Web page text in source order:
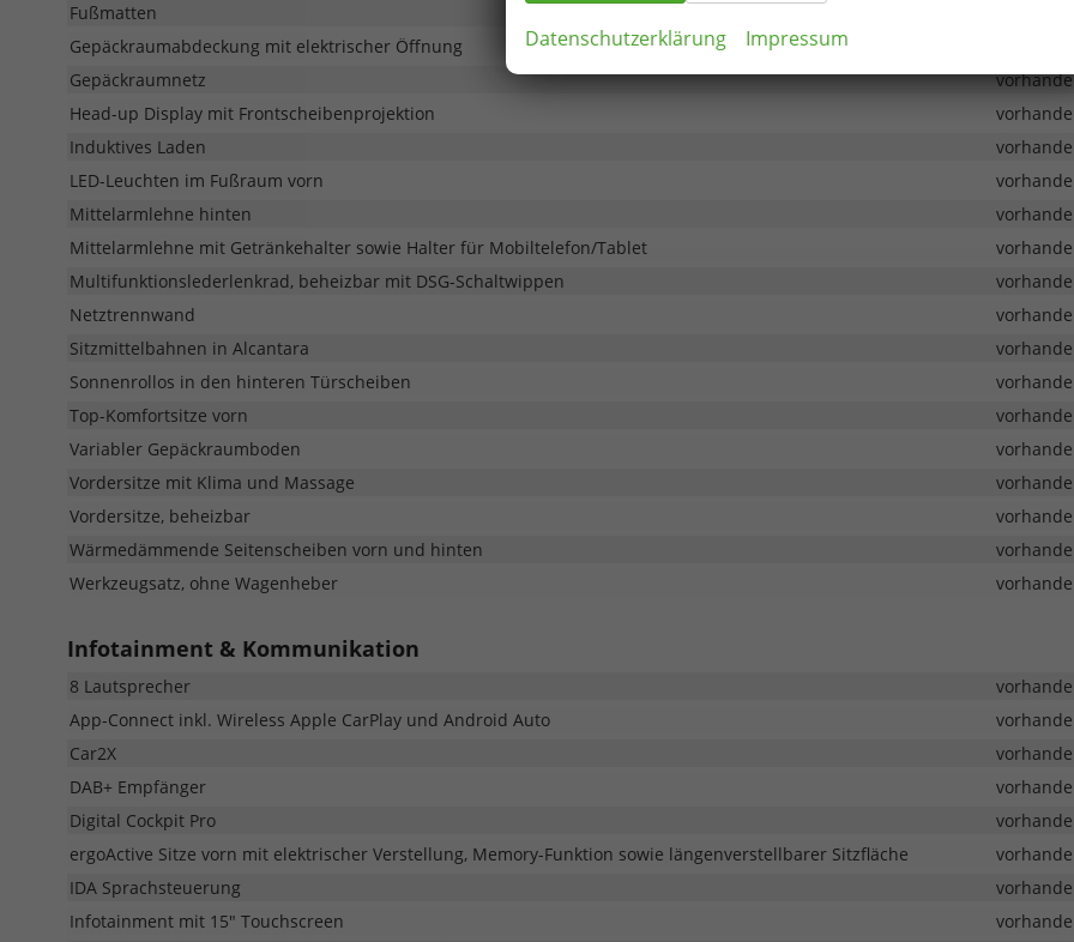
Fußmatten
Gepäckraumabdeckung mit elektrischer Öffnung
Gepäckraumnetz
Head-up Display mit Frontscheibenprojektion
Induktives Laden
LED-Leuchten im Fußraum vorn
Mittelarmlehne hinten
Mittelarmlehne mit Getränkehalter sowie Halter für Mobiltelefon/Tablet
Multifunktionslederlenkrad, beheizbar mit DSG-Schaltwippen
Netztrennwand
Sitzmittelbahnen in Alcantara
Sonnenrollos in den hinteren Türscheiben
Top-Komfortsitze vorn
Variabler Gepäckraumboden
Vordersitze mit Klima und Massage
Vordersitze, beheizbar
Wärmedämmende Seitenscheiben vorn und hinten
Werkzeugsatz, ohne Wagenheber
Infotainment & Kommunikation
8 Lautsprecher
App-Connect inkl. Wireless Apple CarPlay und Android Auto
Car2X
DAB+ Empfänger
Digital Cockpit Pro
ergoActive Sitze vorn mit elektrischer Verstellung, Memory-Funktion sowie längenverstellbarer Sitzfläche
IDA Sprachsteuerung
Infotainment mit 15" Touchscreen
Datenschutzerklärung Impressum